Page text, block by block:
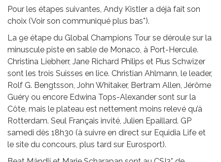
Pour les étapes suivantes, Andy Kistler a déjà fait son
choix (Voir son communiqué plus bas*).
La 9e étape du Global Champions Tour se déroule sur la
minuscule piste en sable de Monaco, à Port-Hercule.
Christina Liebherr, Jane Richard Philips et Pius Schwizer
sont les trois Suisses en lice. Christian Ahlmann, le leader,
Rolf G. Bengtsson, John Whitaker, Bertram Allen, Jérôme
Guéry ou encore Edwina Tops-Alexander sont sur la
Côte, mais le plateau est nettement moins relevé qu’à
Rotterdam. Seul Français invité, Julien Epaillard. GP
samedi dès 18h30 (à suivre en direct sur Equidia Life et
le site du concours, plus tard sur Eurosport).